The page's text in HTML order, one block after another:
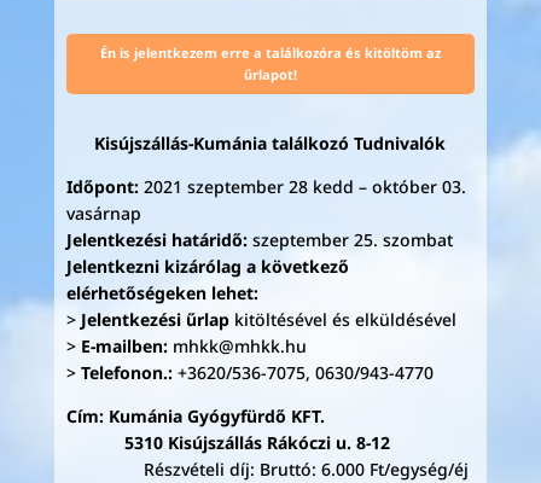
Én is jelentkezem erre a találkozóra és kitöltöm az
űrlapot!
Kisújszállás-Kumánia találkozó Tudnivalók
Időpont:2021 szeptember 28 kedd – október 03.
vasárnap
Jelentkezési határidő:szeptember 25. szombat
Jelentkezni kizárólag a következő
elérhetőségeken lehet:
> Jelentkezési űrlapkitöltésével és elküldésével
> E-mailben:mhkk@mhkk.hu
> Telefonon.:+3620/536-7075, 0630/943-4770
Cím: Kumánia Gyógyfürdő KFT.
5310 Kisújszállás Rákóczi u. 8-12
Részvételi díj: Bruttó: 6.000 Ft/egység/éj